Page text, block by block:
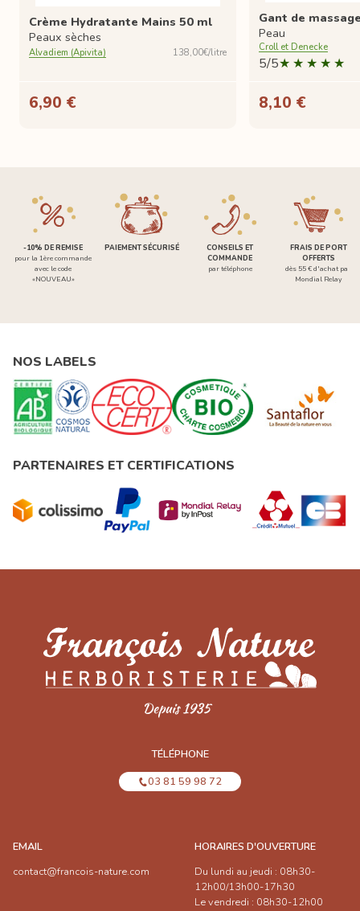
Crème Hydratante Mains 50 ml
Peaux sèches
Alvadiem (Apivita) 138,00€/litre
6,90 €
Gant de
Peau
Croll et Denecke
5/5
8,10 €
-10% DE REMISE
pour la 1ère commande
avec le code
«NOUVEAU»
PAIEMENT SÉCURISÉ
CONSEILS ET
COMMANDE
par téléphone
FRAIS DE PORT
OFFERTS
dès 55 € d'achat par
Mondial Relay
NOS LABELS
PARTENAIRES ET CERTIFICATIONS
TÉLÉPHONE
03 81 59 98 72
EMAIL
contact@francois-nature.com
HORAIRES D'OUVERTURE
Du lundi au jeudi : 08h30-
12h00/13h00-17h30
Le vendredi : 08h30-12h00